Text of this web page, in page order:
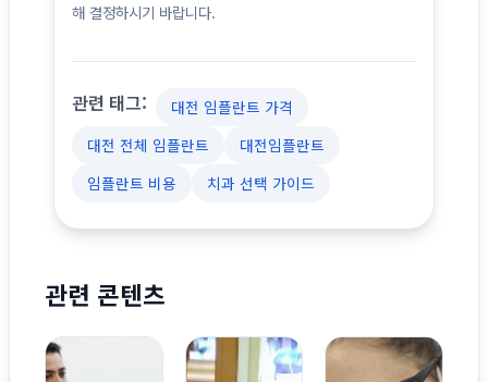
해 결정하시기 바랍니다.
관련 태그:
대전 임플란트 가격
대전 전체 임플란트
대전임플란트
임플란트 비용
치과 선택 가이드
관련 콘텐츠